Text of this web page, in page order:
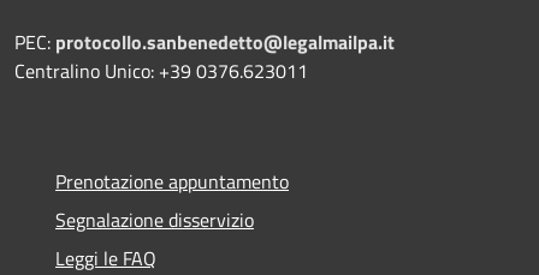
PEC: protocollo.sanbenedetto@legalmailpa.it
Centralino Unico: +39 0376.623011
Prenotazione appuntamento
Segnalazione disservizio
Leggi le FAQ